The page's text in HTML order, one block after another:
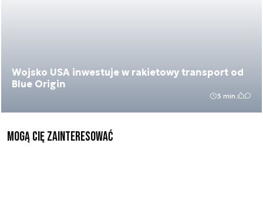
Wojsko USA inwestuje w rakietowy transport od
Blue Origin
3 min.
Mogą Cię zainteresować